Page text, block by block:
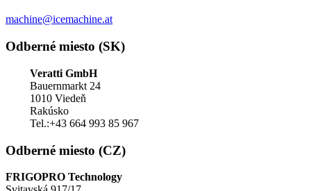
machine@icemachine.at
Odberné miesto (SK)
Veratti GmbH
Bauernmarkt 24
1010 Viedeň
Rakúsko
Tel.:+43 664 993 85 967
Odberné miesto (CZ)
FRIGOPRO Technology